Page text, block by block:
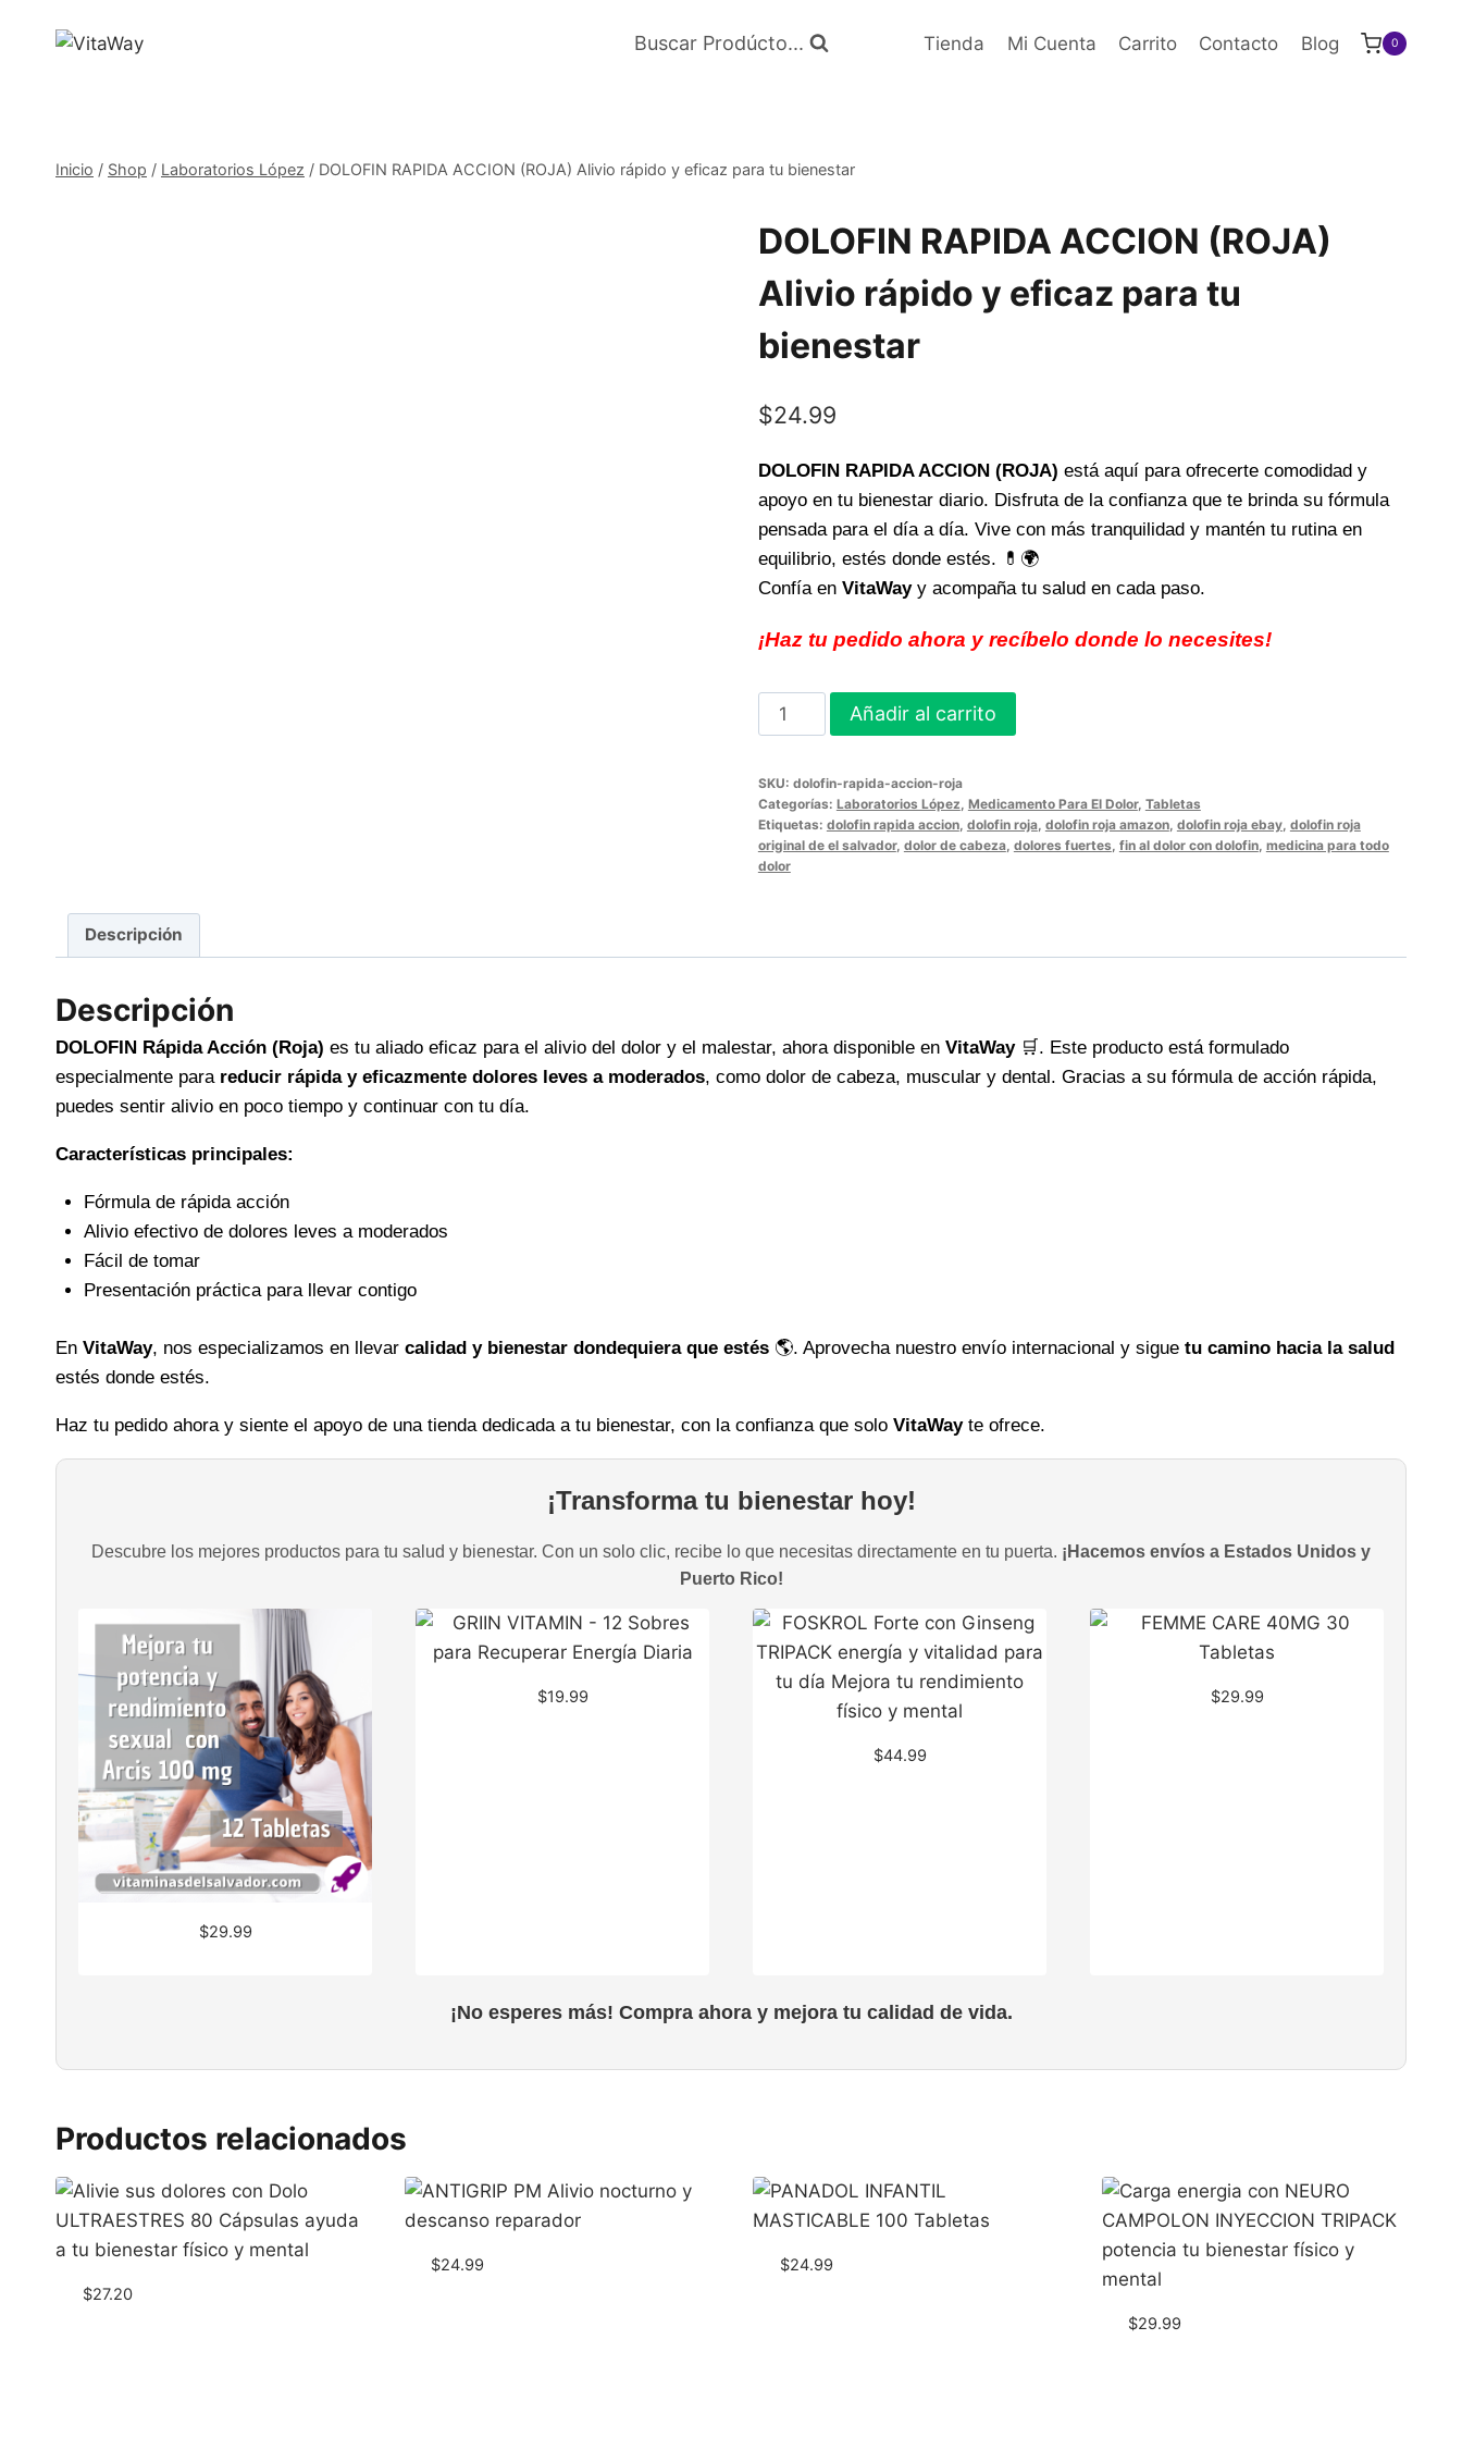
Buscar Prodúcto... Tienda Mi Cuenta Carrito Contacto Blog 0
Inicio / Shop / Laboratorios López / DOLOFIN RAPIDA ACCION (ROJA) Alivio rápido y eficaz para tu bienestar
DOLOFIN RAPIDA ACCION (ROJA)
Alivio rápido y eficaz para tu
bienestar
$24.99
DOLOFIN RAPIDA ACCION (ROJA) está aquí para ofrecerte comodidad y
apoyo en tu bienestar diario. Disfruta de la confianza que te brinda su fórmula
pensada para el día a día. Vive con más tranquilidad y mantén tu rutina en
equilibrio, estés donde estés. 💊🌍
Confía en VitaWayy acompaña tu salud en cada paso.
¡Haz tu pedido ahora y recíbelo donde lo necesites!
DOLOFIN
RAPIDA
(ROJA)
Alivio
rápido
Añadir al carrito
SKU: dolofin-rapida-accion-roja
Categorías: Laboratorios López Medicamento Para El Dolor, Tabletas
Etiquetas: dolofin rapida accion, dolofin roja, dolofin roja amazon, dolofin roja ebay, dolofin roja
original de el salvador, dolor de cabeza, dolores fuertes fin al dolor con dolofin, medicina para todo
dolor
Descripción
Descripción
DOLOFIN Rápida Acción (Roja) es tu aliado eficaz para el alivio del dolor y el malestar, ahora disponible en VitaWay🛒. Este producto está formulado
especialmente para reducir rápida y eficazmente dolores leves a moderados, como dolor de cabeza, muscular y dental. Gracias a su fórmula de acción rápida,
puedes sentir alivio en poco tiempo y continuar con tu día.
Características principales:
Fórmula de rápida acción
Alivio efectivo de dolores leves a moderados
Fácil de tomar
Presentación práctica para llevar contigo
En VitaWay, nos especializamos en llevar calidad y bienestar dondequiera que estés 🌎. Aprovecha nuestro envío internacional y sigue tu camino hacia la salud
estés donde estés.
Haz tu pedido ahora y siente el apoyo de una tienda dedicada a tu bienestar, con la confianza que solo VitaWayte ofrece.
¡Transforma tu bienestar hoy!
Descubre los mejores productos para tu salud y bienestar. Con un solo clic, recibe lo que necesitas directamente en tu puerta. ¡Hacemos envíos a Estados Unidos y
Puerto Rico!
$29.99
$19.99
$44.99
$29.99
¡No esperes más! Compra ahora y mejora tu calidad de vida.
Productos relacionados
$27.20
$24.99 $24.99
$29.99